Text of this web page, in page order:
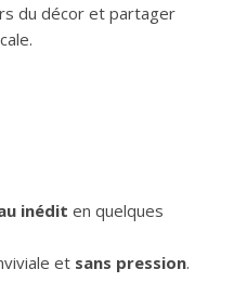
du décor et partager
inédit en quelques
et sans pression.